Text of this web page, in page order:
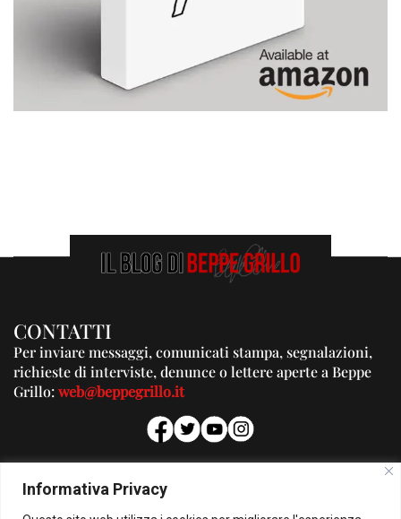
Informativa Privacy
CONTATTI
Per inviare messaggi, comunicati stampa, segnalazioni,
richieste di interviste, denunce o lettere aperte a Beppe
Grillo:web@beppegrillo.it
PUBBLICITA'
Per la tua pubblicità su questo Blog: